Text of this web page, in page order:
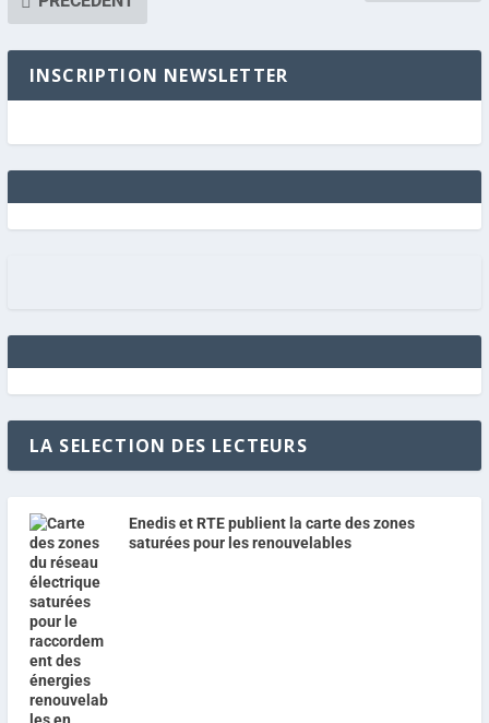
INSCRIPTION NEWSLETTER
LA SELECTION DES LECTEURS
Enedis et RTE publient la carte des zones
saturées pour les renouvelables